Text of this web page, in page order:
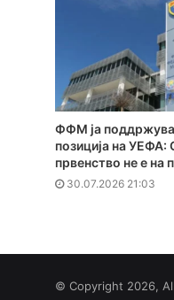
ФФМ ја поддржува
позиција на УЕФА:
првенство не е на
30.07.2026 21:03
© Copyright 2026,